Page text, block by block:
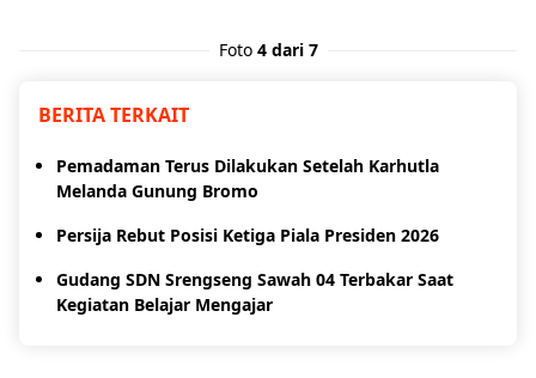
Foto 4 dari 7
BERITA TERKAIT
Pemadaman Terus Dilakukan Setelah Karhutla
Melanda Gunung Bromo
Persija Rebut Posisi Ketiga Piala Presiden 2026
Gudang SDN Srengseng Sawah 04 Terbakar Saat
Kegiatan Belajar Mengajar